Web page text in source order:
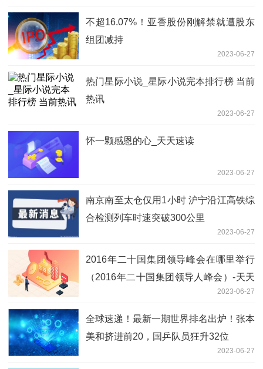
不超16.07%！亚香股份刚解禁就遭股东
组团减持
2023-06-27
热门星际小说_星际小说完本排行榜 当前
热讯
2023-06-27
怀一颗感恩的心_天天速读
2023-06-27
南京南至太仓仅用1小时 沪宁沿江高铁综
合检测列车时速突破300公里
2023-06-27
2016年二十国集团领导峰会在哪里举行
（2016年二十国集团领导人峰会）-天天
2023-06-27
全球速递！最新一期世界排名出炉！张本
美和挤进前20，国乒队员狂升32位
2023-06-27